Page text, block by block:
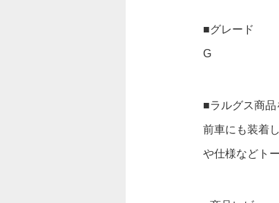
■グレード
G
■ラルグス商
前車にも装着
や仕様などト